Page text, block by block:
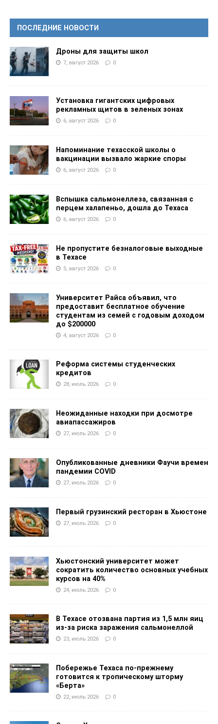
ПОСЛЕДНИЕ НОВОСТИ
Дроны для защиты школ
7, август 2026 0
Установка гигантских цифровых
рекламных щитов в зеленых зонах
6, август 2026 0
Напоминание техасской школы о
вакцинации вызвало жаркие споры
6, август 2026 0
Вспышка сальмонеллеза, связанная с
перцем халапеньо, дошла до Техаса
6, август 2026 0
Не пропустите безналоговые выходные
в Техасе
5, август 2026 0
Университет Райса объявил, что
предоставит бесплатное обучение
студентам из семей с годовым доходом
до $200000
4, август 2026 0
Реформа системы студенческих
кредитов
28, июль 2026 0
Неожиданные находки при досмотре
авиапассажиров
27, июль 2026 0
Опубликованные дневники Фаучи времен
пандемии COVID
27, июль 2026 0
Первый грузинский ресторан в Хьюстоне
27, июль 2026 0
Хьюстонский университет может
сократить количество основных учебных
курсов на 40%
24, июль 2026 0
В Техасе отозвана партия из 1,5 млн яиц
из-за риска заражения сальмонеллой
23, июль 2026 0
Побережье Техаса по-прежнему
готовится к тропическому шторму
«Берта»
22, июль 2026 0